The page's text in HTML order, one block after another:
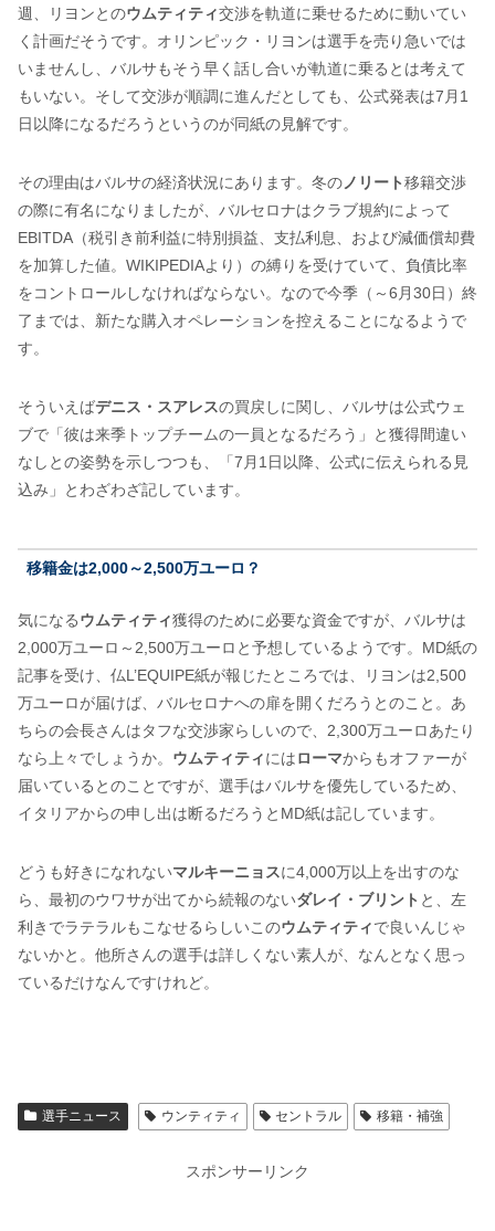
週、リヨンとのウムティティ交渉を軌道に乗せるために動いてい
く計画だそうです。オリンピック・リヨンは選手を売り急いでは
いませんし、バルサもそう早く話し合いが軌道に乗るとは考えて
もいない。そして交渉が順調に進んだとしても、公式発表は7月1
日以降になるだろうというのが同紙の見解です。
その理由はバルサの経済状況にあります。冬のノリート移籍交渉
の際に有名になりましたが、バルセロナはクラブ規約によって
EBITDA（税引き前利益に特別損益、支払利息、および減価償却費
を加算した値。WIKIPEDIAより）の縛りを受けていて、負債比率
をコントロールしなければならない。なので今季（～6月30日）終
了までは、新たな購入オペレーションを控えることになるようで
す。
そういえばデニス・スアレスの買戻しに関し、バルサは公式ウェ
ブで「彼は来季トップチームの一員となるだろう」と獲得間違い
なしとの姿勢を示しつつも、「7月1日以降、公式に伝えられる見
込み」とわざわざ記しています。
移籍金は2,000～2,500万ユーロ？
気になるウムティティ獲得のために必要な資金ですが、バルサは
2,000万ユーロ～2,500万ユーロと予想しているようです。MD紙の
記事を受け、仏L’EQUIPE紙が報じたところでは、リヨンは2,500
万ユーロが届けば、バルセロナへの扉を開くだろうとのこと。あ
ちらの会長さんはタフな交渉家らしいので、2,300万ユーロあたり
なら上々でしょうか。 ウムティティにはローマからもオファーが
届いているとのことですが、選手はバルサを優先しているため、
イタリアからの申し出は断るだろうとMD紙は記しています。
どうも好きになれないマルキーニョスに4,000万以上を出すのな
ら、最初のウワサが出てから続報のないダレイ・ブリント と、左
利きでラテラルもこなせるらしいこのウムティティで良いんじゃ
ないかと。他所さんの選手は詳しくない素人が、なんとなく思っ
ているだけなんですけれど。
選手ニュース ウンティティ セントラル 移籍・補強
スポンサーリンク